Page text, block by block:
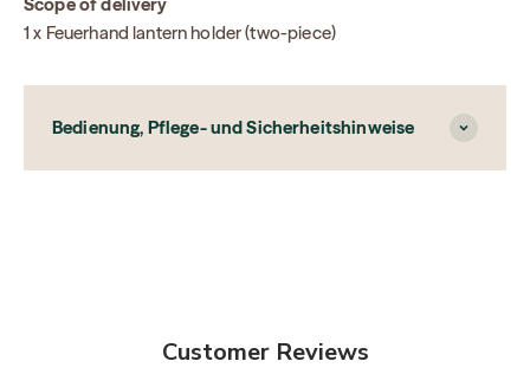
1 x Feuerhand lantern holder (two-piece)
Bedienung, Pflege- und Sicherheitshinweise
Customer Reviews